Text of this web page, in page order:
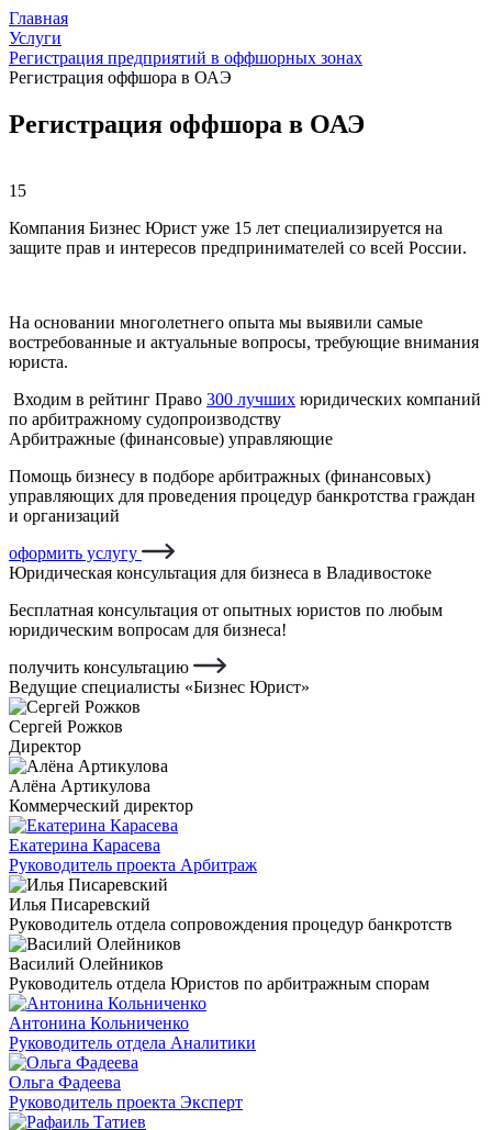
Главная
Услуги
Регистрация предприятий в оффшорных зонах
Регистрация оффшора в ОАЭ
Регистрация оффшора в ОАЭ
15
Компания Бизнес Юрист уже 15 лет специализируется на
защите прав и интересов предпринимателей со всей России.
На основании многолетнего опыта мы выявили самые
востребованные и актуальные вопросы, требующие внимания
юриста.
Входим в рейтинг Право 300 лучших юридических компаний
по арбитражному судопроизводству
Арбитражные (финансовые) управляющие
Помощь бизнесу в подборе арбитражных (финансовых)
управляющих для проведения процедур банкротства граждан
и организаций
оформить услугу
Юридическая консультация для бизнеса в Владивостоке
Бесплатная консультация от опытных юристов по любым
юридическим вопросам для бизнеса!
получить консультацию
Ведущие специалисты «Бизнес Юрист»
Сергей Рожков
Директор
Алёна Артикулова
Коммерческий директор
Екатерина Карасева
Руководитель проекта Арбитраж
Илья Писаревский
Руководитель отдела сопровождения процедур банкротств
Василий Олейников
Руководитель отдела Юристов по арбитражным спорам
Антонина Кольниченко
Руководитель отдела Аналитики
Ольга Фадеева
Руководитель проекта Эксперт